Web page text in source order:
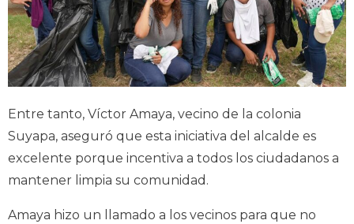
Entre tanto, Víctor Amaya, vecino de la colonia
Suyapa, aseguró que esta iniciativa del alcalde es
excelente porque incentiva a todos los ciudadanos a
mantener limpia su comunidad.
Amaya hizo un llamado a los vecinos para que no